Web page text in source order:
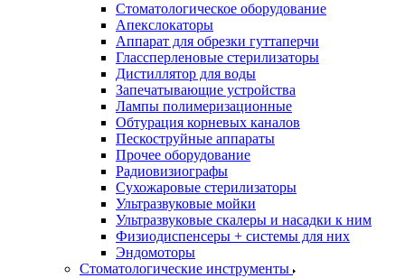
Стоматологическое оборудование
Апекслокаторы
Аппарат для обрезки гуттаперчи
Глассперленовые стерилизаторы
Дистиллятор для воды
Запечатывающие устройства
Лампы полимеризационные
Обтурация корневых каналов
Пескоструйные аппараты
Прочее оборудование
Радиовизиографы
Сухожаровые стерилизаторы
Ультразвуковые мойки
Ультразвуковые скалеры и насадки к ним
Физиодиспенсеры + системы для них
Эндомоторы
Стоматологические инструменты